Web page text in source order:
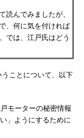
んでみましたが、
、何に気を付ければ
では、江戸氏はどう
ことについて、以下
戸モーターの秘密情報
」ようにするために